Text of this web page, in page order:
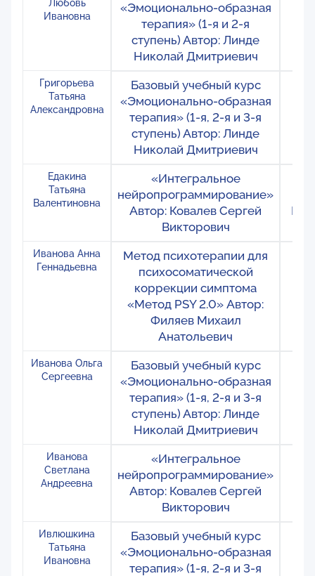
Любовь
Ивановна
«Эмоционально-образная
терапия» (1-я и 2-я
ступень) Автор: Линде
Николай Дмитриевич
Григорьева
Татьяна
Александровна
Базовый учебный курс
«Эмоционально-образная
терапия» (1-я, 2-я и 3-я
ступень) Автор: Линде
Николай Дмитриевич
Едакина
Татьяна
Валентиновна
«Интегральное
нейропрограммирование»
Автор: Ковалев Сергей
Викторович
Иванова Анна
Геннадьевна
Метод психотерапии для
психосоматической
коррекции симптома
«Метод PSY 2.0» Автор:
Филяев Михаил
Анатольевич
Иванова Ольга
Сергеевна
Базовый учебный курс
«Эмоционально-образная
терапия» (1-я, 2-я и 3-я
ступень) Автор: Линде
Николай Дмитриевич
Иванова
Светлана
Андреевна
«Интегральное
нейропрограммирование»
Автор: Ковалев Сергей
Викторович
Ивлюшкина
Татьяна
Ивановна
Базовый учебный курс
«Эмоционально-образная
терапия» (1-я, 2-я и 3-я